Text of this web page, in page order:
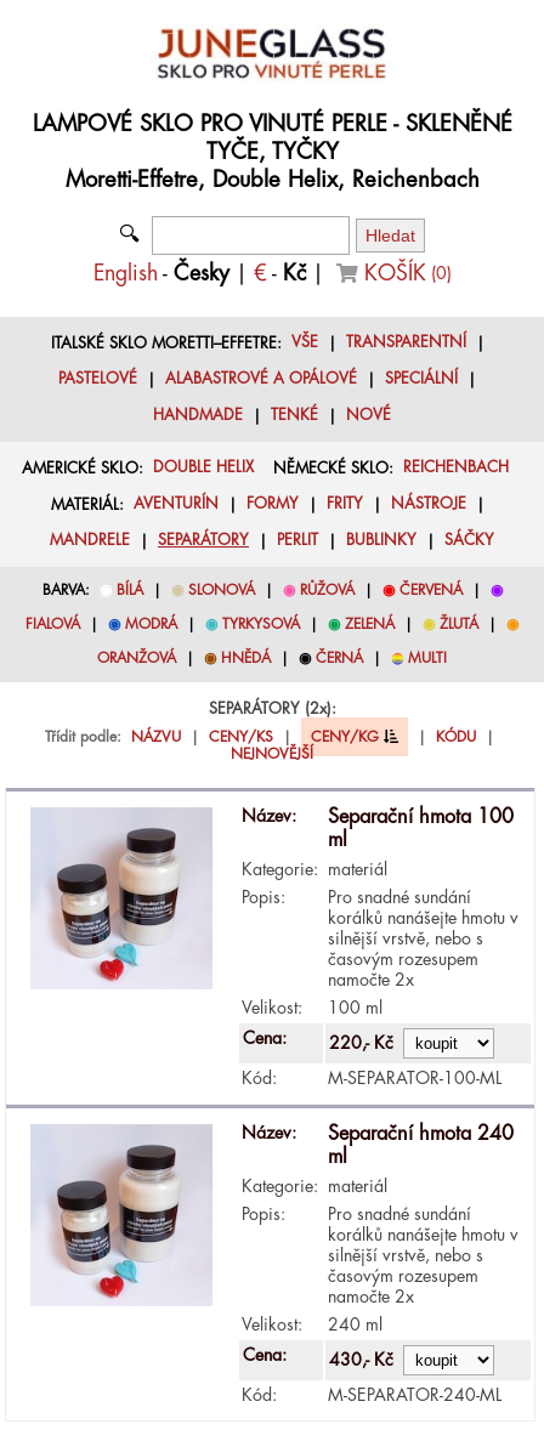
LAMPOVÉ SKLO PRO VINUTÉ PERLE - SKLENĚNÉ
TYČE, TYČKY
Moretti-Effetre, Double Helix, Reichenbach
🔍
English - Česky| € - Kč| KOŠÍK (0)
ITALSKÉ SKLO MORETTI–EFFETRE: VŠE| TRANSPARENTNÍ
PASTELOVÉ ALABASTROVÉ A OPÁLOVÉ SPECIÁLNÍ
HANDMADE TENKÉ NOVÉ
AMERICKÉ SKLO: DOUBLE HELIXNĚMECKÉ SKLO: REICHENBACH
MATERIÁL: AVENTURÍN FORMY FRITY NÁSTROJE|
MANDRELE SEPARÁTORY PERLIT BUBLINKY SÁČKY
BARVA: ◉ BÍLÁ| ◉ SLONOVÁ| ◉ RŮŽOVÁ| ◉ ČERVENÁ| ◉
FIALOVÁ| ◉ MODRÁ| ◉ TYRKYSOVÁ| ◉ ZELENÁ| ◉ ŽLUTÁ| ◉
ORANŽOVÁ| ◉ HNĚDÁ| ◉ ČERNÁ| ◉ MULTI
SEPARÁTORY (2x):
Třídit podle:
NÁZVU CENY/KS CENY/KG KÓDU
NEJNOVĚJŠÍ
Název:
Separační hmota 100
ml
Kategorie:
materiál
Popis:
Pro snadné sundání
korálků nanášejte hmotu v
silnější vrstvě, nebo s
časovým rozesupem
namočte 2x
Velikost:
100 ml
Cena:
220,- Kč
Kód: M-SEPARATOR-100-ML
Název:
Separační hmota 240
ml
Kategorie:
materiál
Popis:
Pro snadné sundání
korálků nanášejte hmotu v
silnější vrstvě, nebo s
časovým rozesupem
namočte 2x
Velikost:
240 ml
Cena:
430,- Kč
Kód: M-SEPARATOR-240-ML